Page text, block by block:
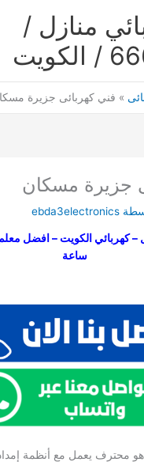
منازل /
فني كهربائى جزيرة
جزيرة مسكان
ebda3electronics
ساعة
محترف يعمل مع أنظمة إمداد